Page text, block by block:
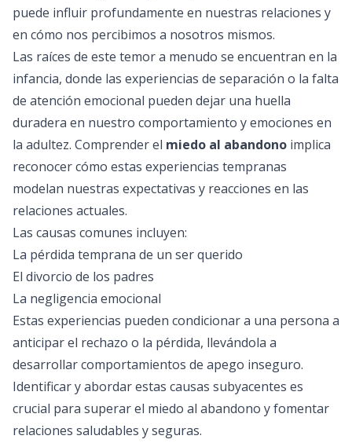
puede influir profundamente en nuestras relaciones y
en cómo nos percibimos a nosotros mismos.
Las raíces de este temor a menudo se encuentran en la
infancia, donde las experiencias de separación o la falta
de atención emocional pueden dejar una huella
duradera en nuestro comportamiento y emociones en
la adultez. Comprender el miedo al abandono implica
reconocer cómo estas experiencias tempranas
modelan nuestras expectativas y reacciones en las
relaciones actuales.
Las causas comunes incluyen:
La pérdida temprana de un ser querido
El divorcio de los padres
La negligencia emocional
Estas experiencias pueden condicionar a una persona a
anticipar el rechazo o la pérdida, llevándola a
desarrollar comportamientos de apego inseguro.
Identificar y abordar estas causas subyacentes es
crucial para superar el miedo al abandono y fomentar
relaciones saludables y seguras.